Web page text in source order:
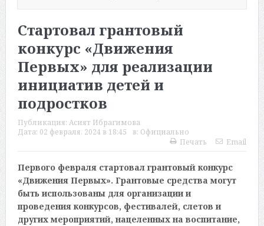
Стартовал грантовый
конкурс «Движения
Первых» для реализации
инициатив детей и
подростков
Публикация: Асият Ибрагимова
Дата: 02 февраля, 2024 в 18:45 в: Официально
Печать
Email
Первого февраля стартовал грантовый конкурс
«Движения Первых». Грантовые средства могут
быть использованы для организации и
проведения конкурсов, фестивалей, слетов и
других мероприятий, нацеленных на воспитание,